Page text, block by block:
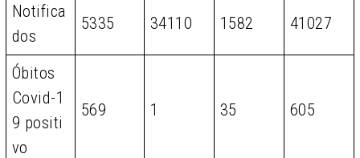
Notifica
dos
5335 34110 1582 41027
Óbitos
Covid-1
9 positi
vo
569 1 35 605